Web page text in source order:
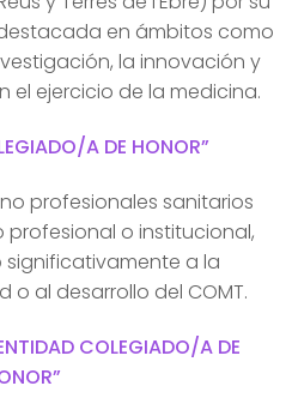
en ámbitos como
la innovación y
el ejercicio de la medicina.
A DE HONOR”
profesionales sanitarios
profesional o institucional,
a la
al desarrollo del COMT.
COLEGIADO/A DE